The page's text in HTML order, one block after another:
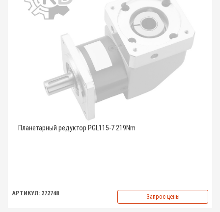
Планетарный редуктор PGL115-7 219Nm
АРТИКУЛ: 272748 Запрос цены